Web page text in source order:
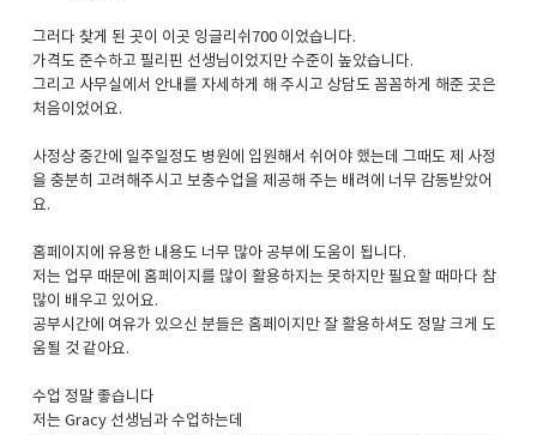
그러다 찾게 된 곳이 이곳 잉글리쉬700 이었습니다.
가격도 준수하고 필리핀 선생님이었지만 수준이 높았습니다.
그리고 사무실에서 안내를 자세하게 해 주시고 상담도 꼼꼼하게 해준 곳은
처음이었어요.
사정상 중간에 일주일정도 병원에 입원해서 쉬어야 했는데 그때도 제 사정
을 충분히 고려해주시고 보충수업을 제공해 주는 배려에 너무 감동받았어
요.
홈페이지에 유용한 내용도 너무 많아 공부에 도움이 됩니다.
저는 업무 때문에 홈페이지를 많이 활용하지는 못하지만 필요할 때마다 참
많이 배우고 있어요.
공부시간에 여유가 있으신 분들은 홈페이지만 잘 활용하셔도 정말 크게 도
움될 것 같아요.
수업 정말 좋습니다
저는 Gracy 선생님과 수업하는데